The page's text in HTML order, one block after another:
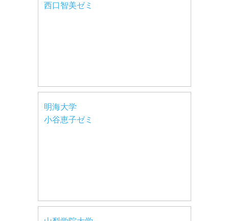
西口智美ゼミ
明海大学
小谷恵子ゼミ